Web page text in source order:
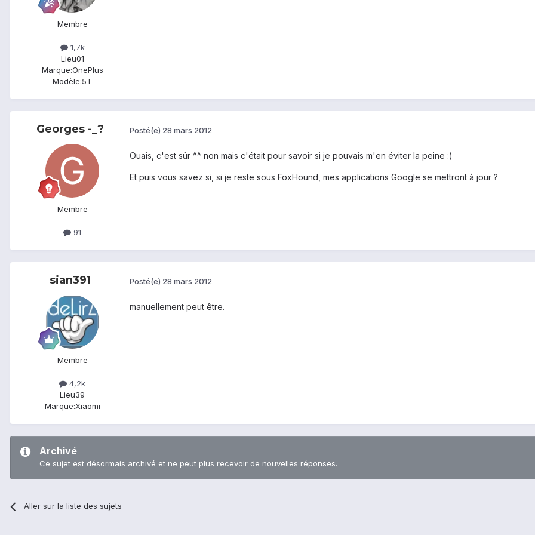
Membre
1,7k
Lieu01
Marque:OnePlus
Modèle:5T
Georges -_?
Membre
91
Posté(e) 28 mars 2012
Ouais, c'est sûr ^^ non mais c'était pour savoir si je pouvais m'en éviter la peine :)
Et puis vous savez si, si je reste sous FoxHound, mes applications Google se mettront à jour ?
sian391
Membre
4,2k
Lieu39
Marque:Xiaomi
Posté(e) 28 mars 2012
manuellement peut être.
Archivé
Ce sujet est désormais archivé et ne peut plus recevoir de nouvelles réponses.
Aller sur la liste des sujets